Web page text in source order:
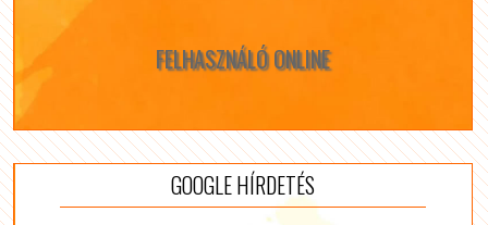
FELHASZNÁLÓ ONLINE
GOOGLE HÍRDETÉS